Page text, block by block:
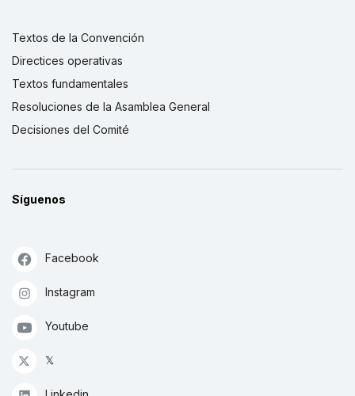
Textos de la Convención
Directices operativas
Textos fundamentales
Resoluciones de la Asamblea General
Decisiones del Comité
Síguenos
Facebook
Instagram
Youtube
𝕏